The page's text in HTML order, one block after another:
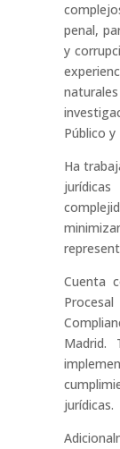
penal,
y
Público y
Ha
Cuenta
Madrid.
jurídicas.